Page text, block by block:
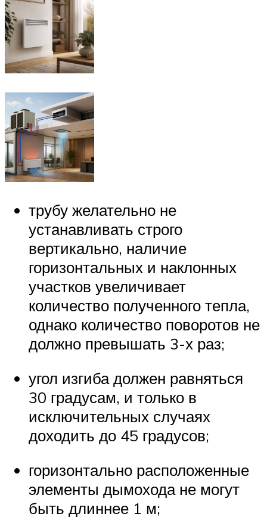
трубу желательно не
устанавливать строго
вертикально, наличие
горизонтальных и наклонных
участков увеличивает
количество полученного тепла,
однако количество поворотов не
должно превышать 3-х раз;
угол изгиба должен равняться
30 градусам, и только в
исключительных случаях
доходить до 45 градусов;
горизонтально расположенные
элементы дымохода не могут
быть длиннее 1 м;